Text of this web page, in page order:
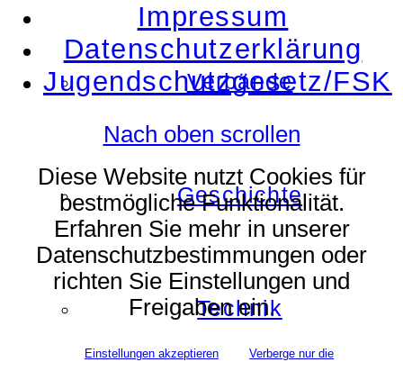
Verbände
Geschichte
Technik
Impressum
Datenschutzerklärung
Jugendschutzgesetz/FSK
Nach oben scrollen
Diese Website nutzt Cookies für
bestmögliche Funktionalität.
Erfahren Sie mehr in unserer
Datenschutzbestimmungen oder
richten Sie Einstellungen und
Freigaben ein.
Einstellungen akzeptieren
Verberge nur die